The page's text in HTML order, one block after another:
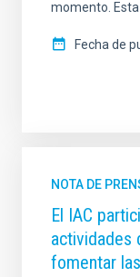
momento.
Fecha de
NOTA DE
El IAC
actividades
fomentar